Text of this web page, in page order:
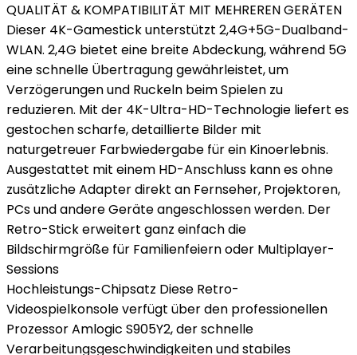
QUALITÄT & KOMPATIBILITÄT MIT MEHREREN GERÄTEN
Dieser 4K-Gamestick unterstützt 2,4G+5G-Dualband-
WLAN. 2,4G bietet eine breite Abdeckung, während 5G
eine schnelle Übertragung gewährleistet, um
Verzögerungen und Ruckeln beim Spielen zu
reduzieren. Mit der 4K-Ultra-HD-Technologie liefert es
gestochen scharfe, detaillierte Bilder mit
naturgetreuer Farbwiedergabe für ein Kinoerlebnis.
Ausgestattet mit einem HD-Anschluss kann es ohne
zusätzliche Adapter direkt an Fernseher, Projektoren,
PCs und andere Geräte angeschlossen werden. Der
Retro-Stick erweitert ganz einfach die
Bildschirmgröße für Familienfeiern oder Multiplayer-
Sessions
Hochleistungs-Chipsatz Diese Retro-
Videospielkonsole verfügt über den professionellen
Prozessor Amlogic S905Y2, der schnelle
Verarbeitungsgeschwindigkeiten und stabiles